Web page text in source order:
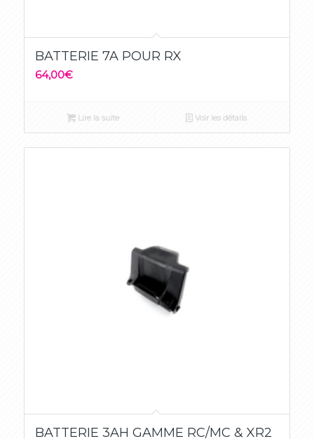
BATTERIE 7A POUR RX
64,00€
Lire la suite Voir les détails
5.00
BATTERIE 3AH GAMME RC/MC & XR2